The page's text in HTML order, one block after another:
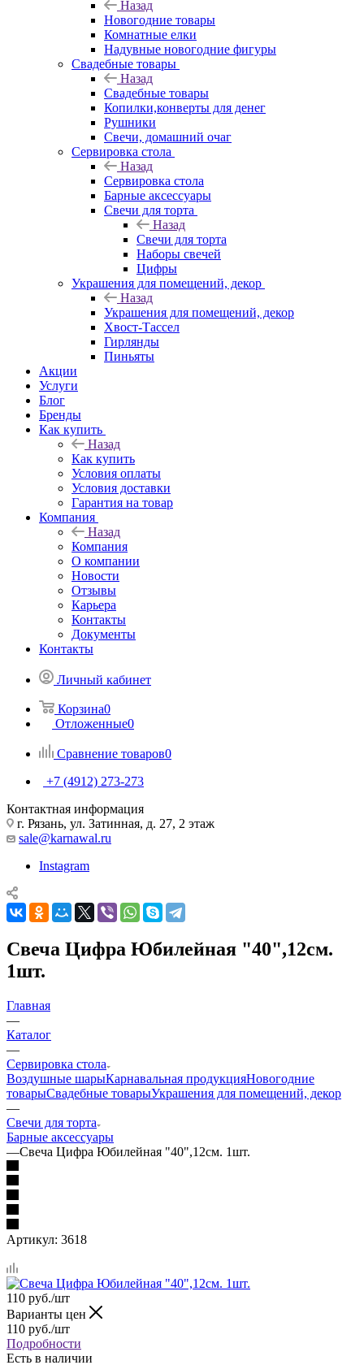
Назад
Новогодние товары
Комнатные елки
Надувные новогодние фигуры
Свадебные товары
Назад
Свадебные товары
Копилки,конверты для денег
Рушники
Свечи, домашний очаг
Сервировка стола
Назад
Сервировка стола
Барные аксессуары
Свечи для торта
Назад
Свечи для торта
Наборы свечей
Цифры
Украшения для помещений, декор
Назад
Украшения для помещений, декор
Хвост-Тассел
Гирлянды
Пиньяты
Акции
Услуги
Блог
Бренды
Как купить
Назад
Как купить
Условия оплаты
Условия доставки
Гарантия на товар
Компания
Назад
Компания
О компании
Новости
Отзывы
Карьера
Контакты
Документы
Контакты
Личный кабинет
Корзина0
Отложенные0
Сравнение товаров0
+7 (4912) 273-273
Контактная информация
г. Рязань, ул. Затинная, д. 27, 2 этаж
sale@karnawal.ru
Instagram
Свеча Цифра Юбилейная "40",12см.
1шт.
Главная
—
Каталог
—
Сервировка стола
Воздушные шарыКарнавальная продукцияНовогодние
товарыСвадебные товарыУкрашения для помещений, декор
—
Свечи для торта
Барные аксессуары
—Свеча Цифра Юбилейная "40",12см. 1шт.
Артикул: 3618
110 руб./шт
Варианты цен
110 руб./шт
Подробности
Есть в наличии